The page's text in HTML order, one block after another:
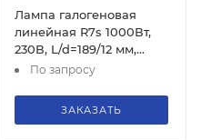
Лампа галогеновая
линейная R7s 1000Вт,
230В, L/d=189/12 мм,
тов-114284
По запросу
ЗАКАЗАТЬ